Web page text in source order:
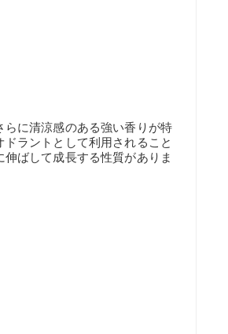
に清涼感のある強い香りが特
ラントとして利用されること
ばして成長する性質がありま